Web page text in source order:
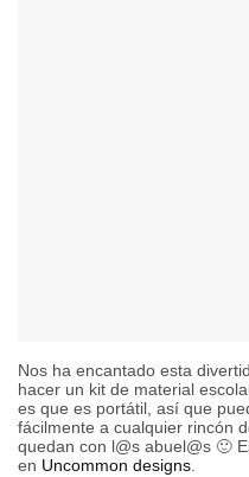
Nos ha encantado esta
hacer un kit de material
es que es portátil, así que
fácilmente a cualquier rincón
quedan con l@s abuel@s 🙂
en Uncommon designs.